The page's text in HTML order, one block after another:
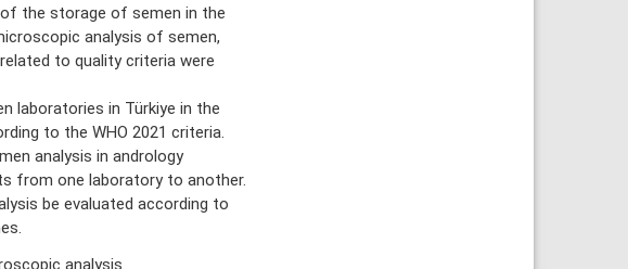
of the storage of semen in the
analysis of semen,
to quality criteria were
laboratories in Türkiye in the
to the WHO 2021 criteria.
analysis in andrology
from one laboratory to another.
be evaluated according to
analysis